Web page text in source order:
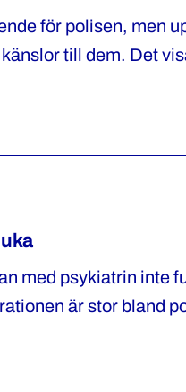
för polisen, men
till dem. Det
med psykiatrin inte
är stor bland